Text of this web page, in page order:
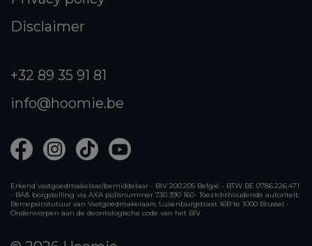
Disclaimer
+32 89 35 91 81
info@hoomie.be
Erkend vastgoedmakelaar/bemiddelaar - BIV 200.205 België - BTW BE 0786.226.471
- BA& borgstelling via AXA polisnummer 730 390 160- Toezichthoudende autoriteit:
Beroepsinstutuur van Vastgoedmakelaars, Luxenburgstraat 16B te 1000 Brussel -
Onderworpen aan de deontologische code van het BIV